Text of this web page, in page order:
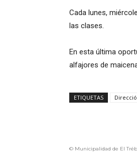
Cada lunes,
las clases.
En esta última
alfajores de
ETIQUETAS
© Municipalidad de El